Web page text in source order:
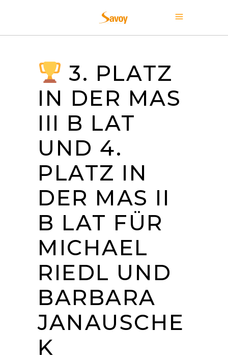
3. PLATZ
IN DER MAS
III B LAT
UND 4.
PLATZ IN
DER MAS II
B LAT FÜR
MICHAEL
RIEDL UND
BARBARA
JANAUSCHE
K